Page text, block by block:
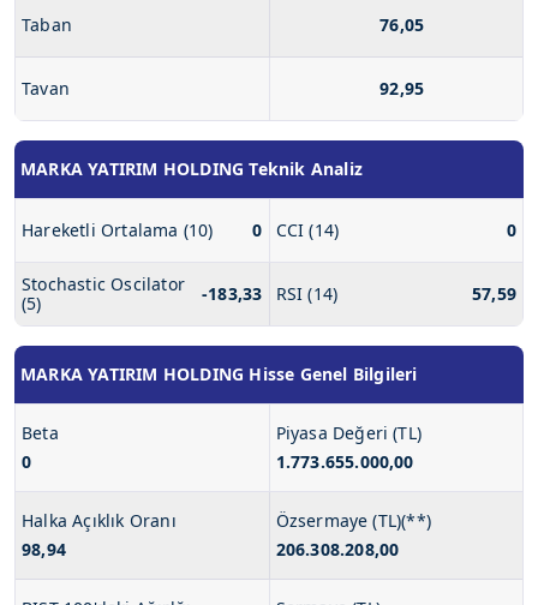
Taban 76,05
Tavan 92,95
MARKA YATIRIM HOLDING Teknik Analiz
Hareketli Ortalama (10) 0 CCI (14) 0
Stochastic Oscilator
(5)
-183,33 RSI (14) 57,59
MARKA YATIRIM HOLDING Hisse Genel Bilgileri
Beta
0
Piyasa Değeri (TL)
1.773.655.000,00
Halka Açıklık Oranı
98,94
Özsermaye (TL)(**)
206.308.208,00